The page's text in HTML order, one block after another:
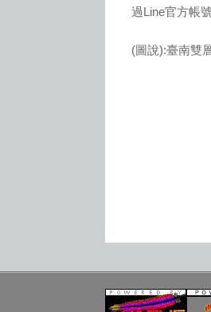
過Line官方帳
(圖說):臺南雙